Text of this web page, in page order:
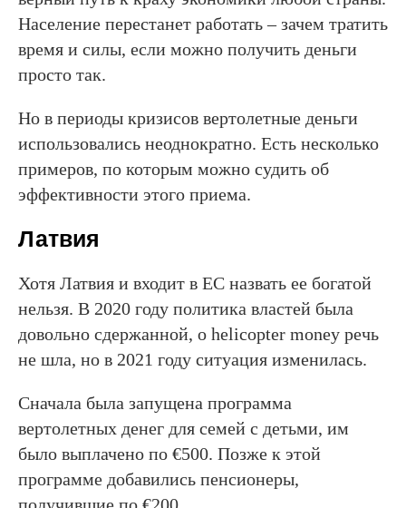
Население перестанет работать – зачем тратить
время и силы, если можно получить деньги
просто так.
Но в периоды кризисов вертолетные деньги
использовались неоднократно. Есть несколько
примеров, по которым можно судить об
эффективности этого приема.
Латвия
Хотя Латвия и входит в ЕС назвать ее богатой
нельзя. В 2020 году политика властей была
довольно сдержанной, о helicopter money речь
не шла, но в 2021 году ситуация изменилась.
Сначала была запущена программа
вертолетных денег для семей с детьми, им
было выплачено по €500. Позже к этой
программе добавились пенсионеры,
получившие по €200.